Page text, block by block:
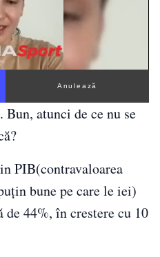
Anulează
atunci de ce nu se
PIB(contravaloarea
bune pe care le iei)
44%, în crestere cu 10